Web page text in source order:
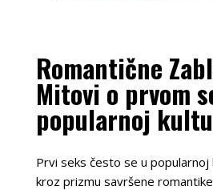
Romantične
Mitovi o prvom
popularnoj
Prvi seks često se u popularnoj
kroz prizmu savršene